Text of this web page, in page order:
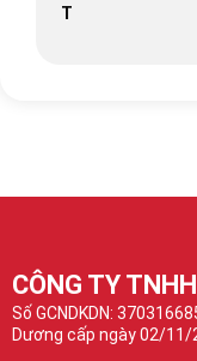
T
CÔNG TY
Số GCNDKDN:
Dương cấp ngày 02/11/